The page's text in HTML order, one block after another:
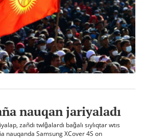
nauqan jariyaladı
zañdı twlğalardı bağalı sıylıqtar wtıs
nauqanda Samsung XCover 4S on